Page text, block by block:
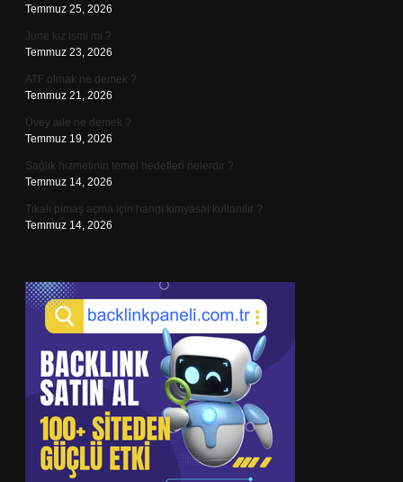
Temmuz 25, 2026
June kız ismi mi ?
Temmuz 23, 2026
ATF olmak ne demek ?
Temmuz 21, 2026
Üvey aile ne demek ?
Temmuz 19, 2026
Sağlık hizmetinin temel hedefleri nelerdir ?
Temmuz 14, 2026
Tıkalı pimaş açma için hangi kimyasal kullanılır ?
Temmuz 14, 2026